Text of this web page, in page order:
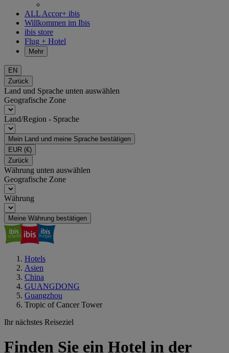
ALL Accor+ ibis
Willkommen im Ibis
ibis store
Flug + Hotel
Mehr
EN
Zurück
Land und Sprache unten auswählen
Geografische Zone
Land/Region - Sprache
Mein Land und meine Sprache bestätigen
EUR (€)
Zurück
Währung unten auswählen
Geografische Zone
Währung
Meine Währung bestätigen
Hotels
Asien
China
GUANGDONG
Guangzhou
Tropic of Cancer Tower
Ihr nächstes Reiseziel
Finden Sie ein Hotel in der